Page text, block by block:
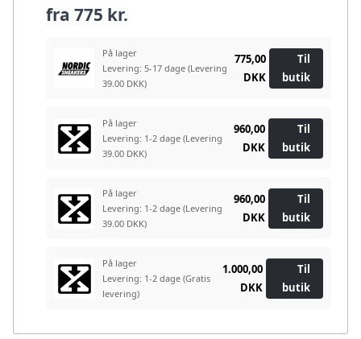
fra 775 kr.
På lager
Levering: 5-17 dage (Levering
39.00 DKK)
775,00
DKK
Til
butik
På lager
Levering: 1-2 dage (Levering
39.00 DKK)
960,00
DKK
Til
butik
På lager
Levering: 1-2 dage (Levering
39.00 DKK)
960,00
DKK
Til
butik
På lager
Levering: 1-2 dage (Gratis
levering)
1.000,00
DKK
Til
butik